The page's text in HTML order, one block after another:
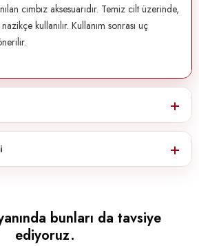
cımbız aksesuarıdır. Temiz cilt üzerinde,
kullanılır. Kullanım sonrası uç
bunları da tavsiye
ediyoruz.